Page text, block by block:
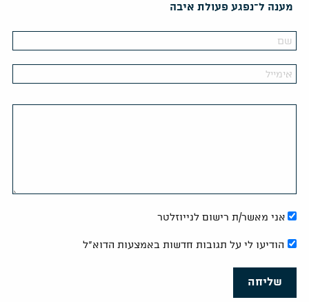
מענה ל־נפגע פעולת איבה
אני מאשר/ת רישום לנייוזלטר
הודיעו לי על תגובות חדשות באמצעות הדוא"ל
שליחה